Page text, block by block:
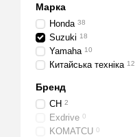
Марка
Honda 38
Suzuki 18
Yamaha 10
Китайська техніка 12
Бренд
CH 2
Exdrive 0
KOMATCU 0